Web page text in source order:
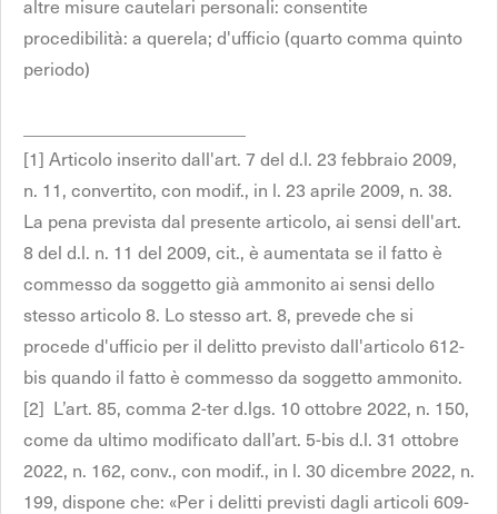
altre misure cautelari personali: consentite
procedibilità: a querela; d'ufficio (quarto comma quinto
periodo)
[1] Articolo inserito dall'art. 7 del d.l. 23 febbraio 2009,
n. 11, convertito, con modif., in l. 23 aprile 2009, n. 38.
La pena prevista dal presente articolo, ai sensi dell'art.
8 del d.l. n. 11 del 2009, cit., è aumentata se il fatto è
commesso da soggetto già ammonito ai sensi dello
stesso articolo 8. Lo stesso art. 8, prevede che si
procede d'ufficio per il delitto previsto dall'articolo 612-
bis quando il fatto è commesso da soggetto ammonito.
[2] L’art. 85, comma 2-ter d.lgs. 10 ottobre 2022, n. 150,
come da ultimo modificato dall’art. 5-bis d.l. 31 ottobre
2022, n. 162, conv., con modif., in l. 30 dicembre 2022, n.
199, dispone che: «Per i delitti previsti dagli articoli 609-